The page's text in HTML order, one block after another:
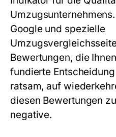
Google und spezielle
Bewertungen, die
fundierte
ratsam, auf
diesen Bewertungen
negative.